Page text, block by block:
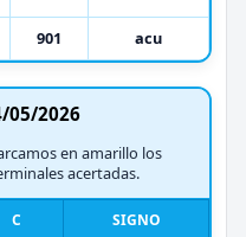
901 acu
05/2026
en amarillo los
acertadas.
C SIGNO